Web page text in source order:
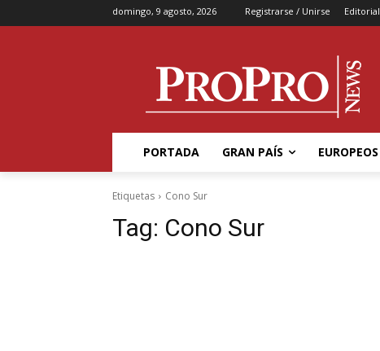
domingo, 9 agosto, 2026 Registrarse / Unirse Editorial
PORTADA GRAN PAÍS EUROPEOS
Etiquetas Cono Sur
Tag: Cono Sur